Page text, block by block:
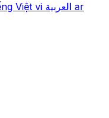
Việt vi العربية ar